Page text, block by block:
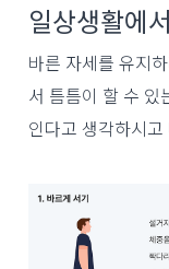
일상생활에
바른 자세를 유지
서 틈틈이 할 수 있
인다고 생각하시